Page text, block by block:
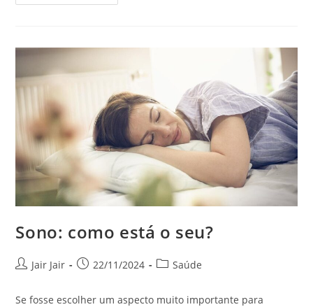
Sono: como está o seu?
Jair Jair 22/11/2024 Saúde
Se fosse escolher um aspecto muito importante para